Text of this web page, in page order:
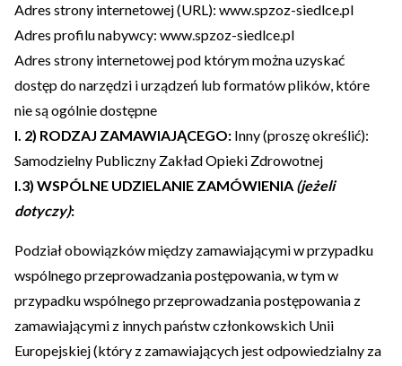
Adres strony internetowej (URL): www.spzoz-siedlce.pl
Adres profilu nabywcy: www.spzoz-siedlce.pl
Adres strony internetowej pod którym można uzyskać
dostęp do narzędzi i urządzeń lub formatów plików, które
nie są ogólnie dostępne
I. 2) RODZAJ ZAMAWIAJĄCEGO: Inny (proszę określić):
Samodzielny Publiczny Zakład Opieki Zdrowotnej
I.3) WSPÓLNE UDZIELANIE ZAMÓWIENIA (jeżeli
dotyczy):
Podział obowiązków między zamawiającymi w przypadku
wspólnego przeprowadzania postępowania, w tym w
przypadku wspólnego przeprowadzania postępowania z
zamawiającymi z innych państw członkowskich Unii
Europejskiej (który z zamawiających jest odpowiedzialny za